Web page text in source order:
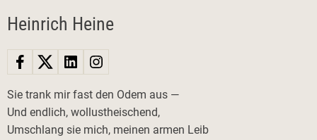
Heinrich Heine
Sie trank mir fast den Odem aus —
Und endlich, wollustheischend,
Umschlang sie mich, meinen armen Leib